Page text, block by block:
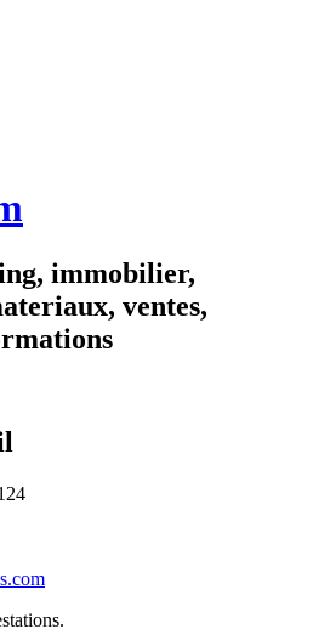
immobilier,
ventes,